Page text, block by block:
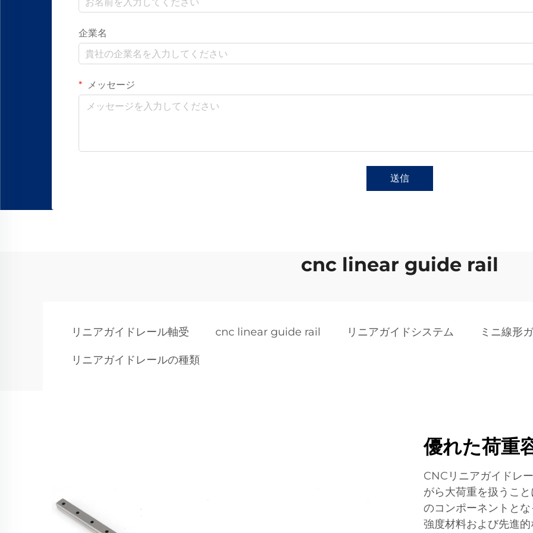
企業名
メッセージ
送信
cnc linear guide rail
リニアガイドレール軸受 cnc linear guide rail リニアガイドシステム ミニ線形
リニアガイドレールの種類
優れた荷重
CNCリニアガイドレ
がら大荷重を扱うこ
のコンポーネントと
強度材料および先進